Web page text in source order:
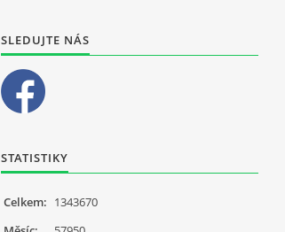
SLEDUJTE NÁS
STATISTIKY
Celkem: 1343670